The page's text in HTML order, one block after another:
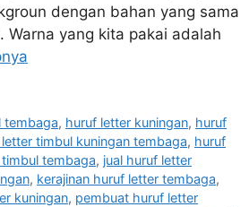
dengan bahan yang sama
yang kita pakai adalah
tembaga, huruf letter kuningan, huruf
timbul kuningan tembaga, huruf
tembaga, jual huruf letter
, kerajinan huruf letter tembaga,
kuningan, pembuat huruf letter